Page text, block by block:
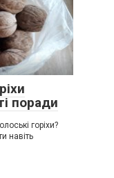
поради
горіхи?
навіть